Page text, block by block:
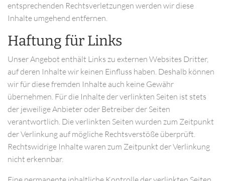
entsprechenden Rechtsverletzungen werden wir diese
Inhalte umgehend entfernen.
Haftung für Links
Unser Angebot enthält Links zu externen Websites Dritter,
auf deren Inhalte wir keinen Einfluss haben. Deshalb können
wir für diese fremden Inhalte auch keine Gewähr
übernehmen. Für die Inhalte der verlinkten Seiten ist stets
der jeweilige Anbieter oder Betreiber der Seiten
verantwortlich. Die verlinkten Seiten wurden zum Zeitpunkt
der Verlinkung auf mögliche Rechtsverstöße überprüft.
Rechtswidrige Inhalte waren zum Zeitpunkt der Verlinkung
nicht erkennbar.